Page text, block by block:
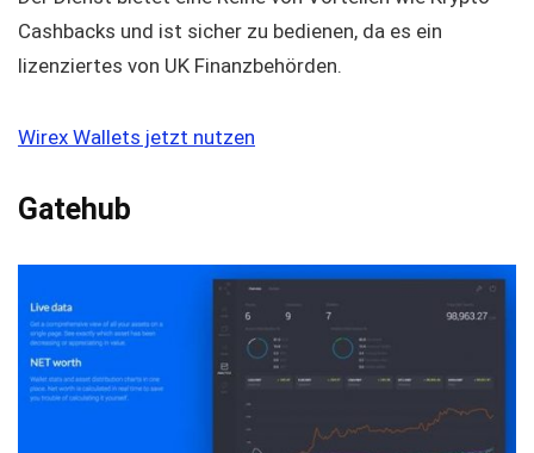
Cashbacks und ist sicher zu bedienen, da es ein
lizenziertes von UK Finanzbehörden.
Wirex Wallets jetzt nutzen
Gatehub